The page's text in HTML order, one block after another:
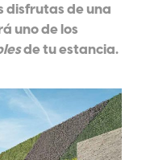
disfrutas de una
uno de los
de tu estancia.